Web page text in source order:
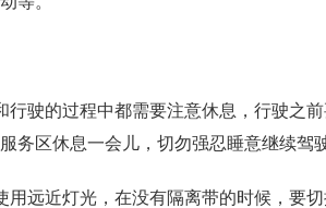
行驶的过程中都需要注意休息，行驶之
务区休息一会儿，切勿强忍睡意继续驾驶
远近灯光，在没有隔离带的时候，要切